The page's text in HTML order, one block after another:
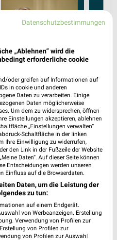
Datenschutzbestimmungen
„Ablehnen“ wird die
erforderliche cookie
oder greifen auf Informationen auf
in cookie und anderen
Daten zu verarbeiten. Einige
Daten möglicherweise
Um dem zu widersprechen, öffnen
Einstellungen akzeptieren, ablehnen
„Einstellungen verwalten“
Schaltfläche in der linken
Ihre Einwilligung zu widerrufen,
den Link in der Fußzeile der Website
Daten“. Auf dieser Seite können
Entscheidungen werden unseren
Einfluss auf die Browserdaten.
Daten, um die Leistung der
zu tun:
auf einem Endgerät.
von Werbeanzeigen. Erstellung
Verwendung von Profilen zur
von Profilen zur
von Profilen zur Auswahl